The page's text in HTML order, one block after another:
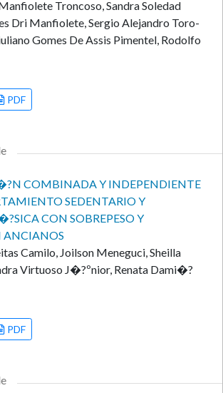
Troncoso, Sandra Soledad
Dri Manfiolete, Sergio Alejandro Toro-
Gomes De Assis Pimentel, Rodolfo
PDF
COMBINADA Y INDEPENDIENTE
SEDENTARIO Y
CON SOBREPESO Y
ANCIANOS
Camilo, Joilson Meneguci, Sheilla
Virtuoso J�?ºnior, Renata Dami�?
PDF